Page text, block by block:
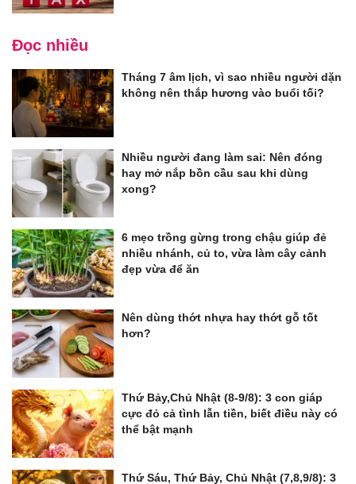
Đọc nhiều
Tháng 7 âm lịch, vì sao nhiều người dặn
không nên thắp hương vào buổi tối?
Nhiều người đang làm sai: Nên đóng
hay mở nắp bồn cầu sau khi dùng
xong?
6 mẹo trồng gừng trong chậu giúp đẻ
nhiều nhánh, củ to, vừa làm cây cảnh
đẹp vừa để ăn
Nên dùng thớt nhựa hay thớt gỗ tốt
hơn?
Thứ Bảy,Chủ Nhật (8-9/8): 3 con giáp
cực đỏ cả tình lẫn tiền, biết điều này có
thể bật mạnh
Thứ Sáu, Thứ Bảy, Chủ Nhật (7,8,9/8): 3